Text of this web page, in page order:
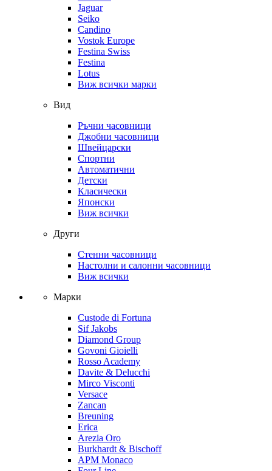
Jaguar
Seiko
Candino
Vostok Europe
Festina Swiss
Festina
Lotus
Виж всички марки
Вид
Ръчни часовници
Джобни часовници
Швейцарски
Спортни
Автоматични
Детски
Класически
Японски
Виж всички
Други
Стенни часовници
Настолни и салонни часовници
Виж всички
Марки
Custode di Fortuna
Sif Jakobs
Diamond Group
Govoni Gioielli
Rosso Academy
Davite & Delucchi
Mirco Visconti
Versace
Zancan
Breuning
Erica
Arezia Oro
Burkhardt & Bischoff
APM Monaco